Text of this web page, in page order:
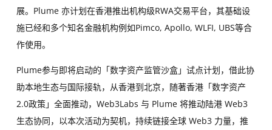
展。Plume 亦计划在香港推出机构级RWA交易平台，其基础设
施已经和多个知名金融机构例如Pimco, Apollo, WLFI, UBS等合
作使用。
Plume参与即将启动的「数字资产监管沙盒」试点计划，借此协
助本地生态与国际接轨，从香港到北京，随著香港「数字资产
2.0政策」全面推动，Web3Labs 与 Plume 将推动陆港 Web3
生态协同，以本次活动为契机，持续链接全球 Web3 力量，推